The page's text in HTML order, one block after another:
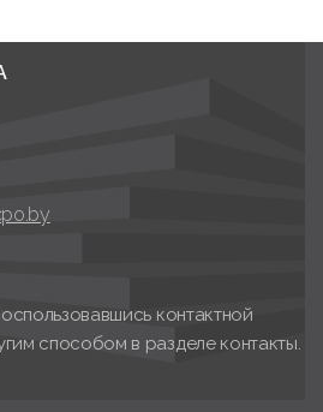
контактной
способом в разделе контакты.